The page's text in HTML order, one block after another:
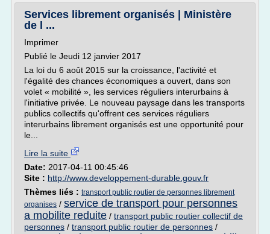
Services librement organisés | Ministère
de l ...
Imprimer
Publié le Jeudi 12 janvier 2017
La loi du 6 août 2015 sur la croissance, l'activité et
l'égalité des chances économiques a ouvert, dans son
volet « mobilité », les services réguliers interurbains à
l'initiative privée. Le nouveau paysage dans les transports
publics collectifs qu'offrent ces services réguliers
interurbains librement organisés est une opportunité pour
le...
Lire la suite
Date: 2017-04-11 00:45:46
Site : http://www.developpement-durable.gouv.fr
Thèmes liés : transport public routier de personnes librement
organises / service de transport pour personnes
a mobilite reduite / transport public routier collectif de
personnes / transport public routier de personnes /